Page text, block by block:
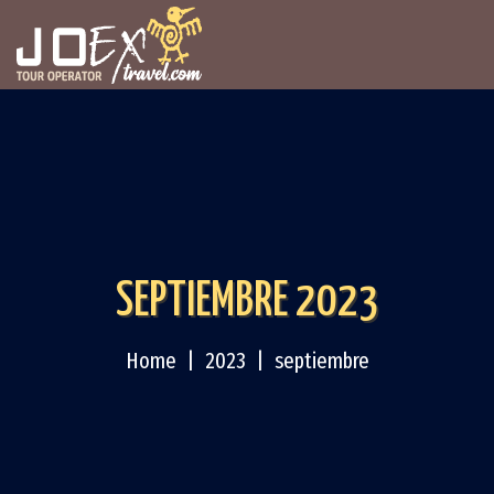
SEPTIEMBRE 2023
Home 2023 septiembre